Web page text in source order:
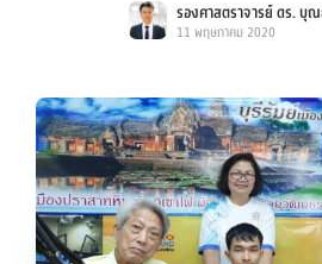
รองศาสตราจารย์ ดร. บุ
11 พฤษภาคม 2020